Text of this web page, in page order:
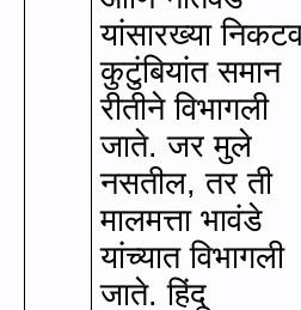
यांसारख्या
कुटुंबियांत समान
रीतीने विभागली
जाते. जर मुले
नसतील,तर ती
मालमत्ता भावंडे
यांच्यात विभागली
जाते. हिंदू